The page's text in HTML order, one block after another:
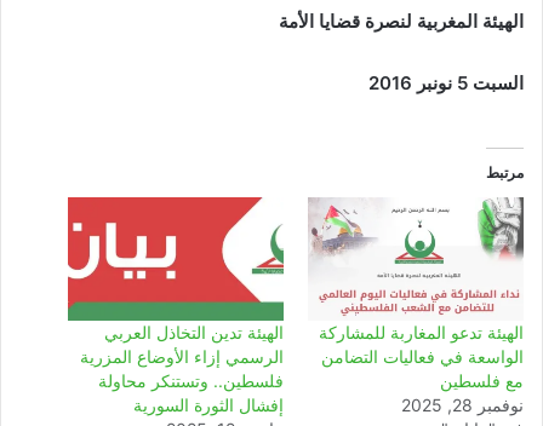
الهيئة المغربية لنصرة قضايا الأمة
السبت 5 نونبر 2016
مرتبط
الهيئة تدعو المغاربة للمشاركة
الواسعة في فعاليات التضامن
مع فلسطين
نوفمبر 28, 2025
الهيئة تدين التخاذل العربي
الرسمي إزاء الأوضاع المزرية
فلسطين.. وتستنكر محاولة
إفشال الثورة السورية